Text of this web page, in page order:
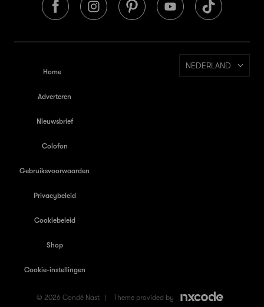
Home
Adverteren
Nieuwsbrief
Colofon
Gebruiksvoorwaarden
Privacybeleid
Cookiebeleid
Shop
Cookie-instellingen
NEDERLAND
© 2026 Condé Nast | Theme provided by